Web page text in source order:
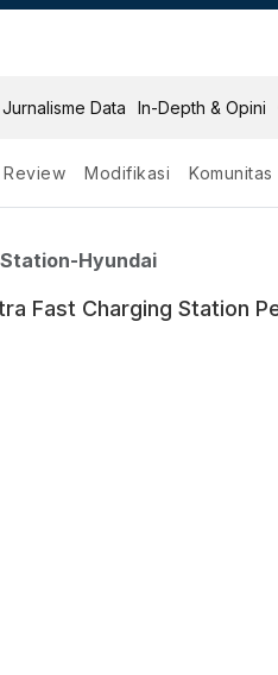
Jurnalisme Data In-Depth & Opini
Review Modifikasi Komunitas
Charging
Hyundai
Fast Charging Station